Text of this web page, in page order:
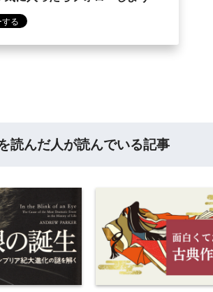
読んだ人が読んでいる記事